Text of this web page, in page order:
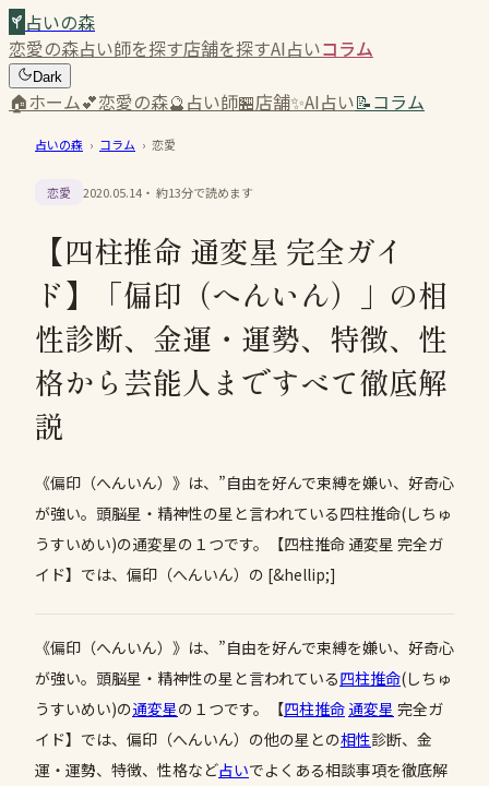
占いの森
恋愛の森占い師を探す店舗を探すAI占いコラム
Dark
🏠ホーム💕恋愛の森🔮占い師🏪店舗✨AI占い📝コラム
占いの森 › コラム › 恋愛
恋愛 2020.05.14 ・ 約13分で読めます
【四柱推命 通変星 完全ガイ
ド】「偏印（へんいん）」の相
性診断、金運・運勢、特徴、性
格から芸能人まですべて徹底解
説
《偏印（へんいん）》は、”自由を好んで束縛を嫌い、好奇心
が強い。頭脳星・精神性の星と言われている四柱推命(しちゅ
うすいめい)の通変星の１つです。【四柱推命 通変星 完全ガ
イド】では、偏印（へんいん）の [&hellip;]
《偏印（へんいん）》は、”自由を好んで束縛を嫌い、好奇心
が強い。頭脳星・精神性の星と言われている四柱推命(しちゅ
うすいめい)の通変星の１つです。【四柱推命 通変星 完全ガ
イド】では、偏印（へんいん）の他の星との相性診断、金
運・運勢、特徴、性格など占いでよくある相談事項を徹底解